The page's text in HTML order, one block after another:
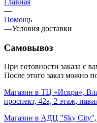
—
Помощь
—Условия доставки
Самовывоз
При готовности заказа с
После этого заказ можно
Магазин в ТЦ «Искра»,
проспект, 42а, 2 этаж,
Магазин в АДЦ "Sky City",